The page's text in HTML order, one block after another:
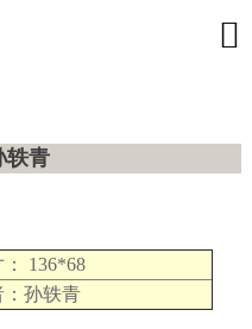

轶青
： 136*68
：孙轶青